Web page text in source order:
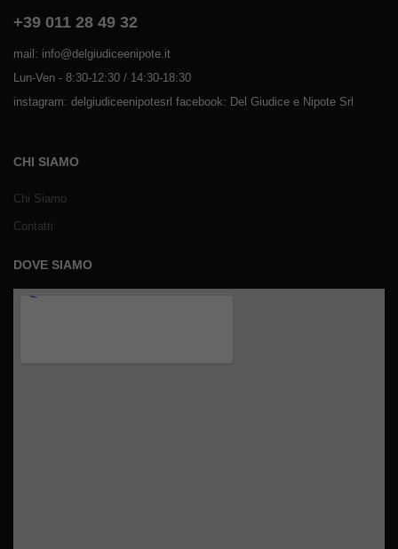
+39 011 28 49 32
mail: info@delgiudiceenipote.it
Lun-Ven - 8:30-12:30 / 14:30-18:30
instagram: delgiudiceenipotesrl facebook: Del Giudice e Nipote Srl
CHI SIAMO
Chi Siamo
Contatti
DOVE SIAMO